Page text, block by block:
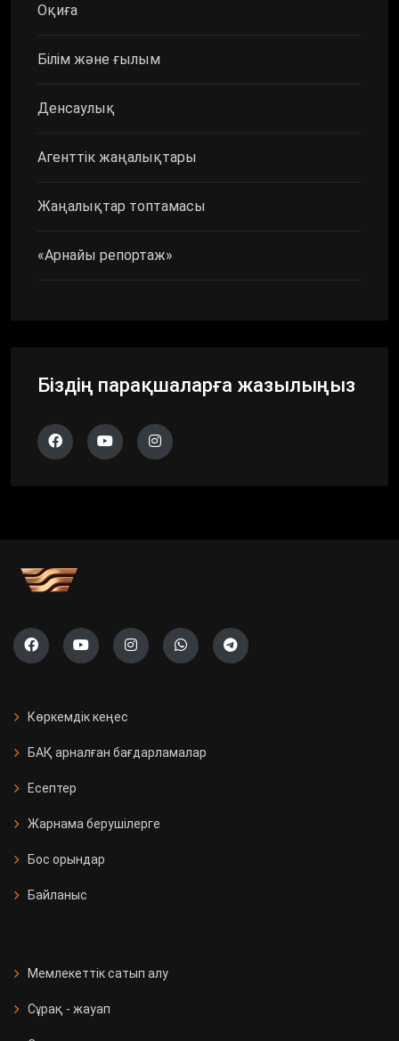
Оқиға
Білім және ғылым
Денсаулық
Агенттік жаңалықтары
Жаңалықтар топтамасы
«Арнайы репортаж»
Біздің парақшаларға жазылыңыз
Көркемдік кеңес
БАҚ арналған бағдарламалар
Есептер
Жарнама берушілерге
Бос орындар
Байланыс
Мемлекеттік сатып алу
Сұрақ - жауап